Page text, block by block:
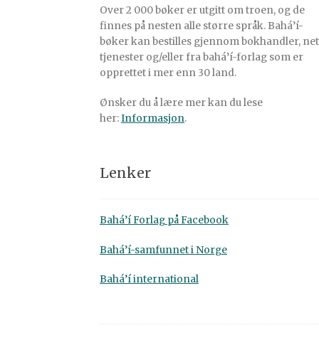
Over 2 000 bøker er utgitt om troen, og de
finnes på nesten alle større språk. Bahá’í-
bøker kan bestilles gjennom bokhandler,
tjenester og/eller fra bahá’í-forlag som er
opprettet i mer enn 30 land.
Ønsker du å lære mer kan du lese
her:Informasjon.
Lenker
Bahá’í Forlag på Facebook
Bahá’í-samfunnet i Norge
Bahá’í international